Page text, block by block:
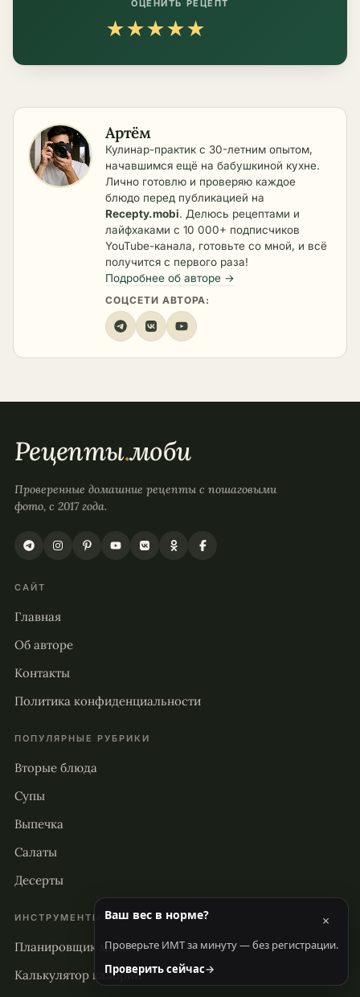
ОЦЕНИТЬ РЕЦЕПТ
★★★★★
Артём
Кулинар-практик с 30-летним опытом,
начавшимся ещё на бабушкиной кухне.
Лично готовлю и проверяю каждое
блюдо перед публикацией на
Recepty.mobi. Делюсь рецептами и
лайфхаками с 10 000+ подписчиков
YouTube-канала, готовьте со мной, и всё
получится с первого раза!
Подробнее об авторе →
СОЦСЕТИ АВТОРА:
Рецепты.моби
Проверенные домашние рецепты с пошаговыми
фото, с 2017 года.
САЙТ
Главная
Об авторе
Контакты
Политика конфиденциальности
ПОПУЛЯРНЫЕ РУБРИКИ
Вторые блюда
Супы
Выпечка
Салаты
Десерты
ИНСТРУМЕНТЫ
Планировщик меню
Калькулятор калорий
Ваш вес в норме? ×
Проверьте ИМТ за минуту — без регистрации.
Проверить сейчас→